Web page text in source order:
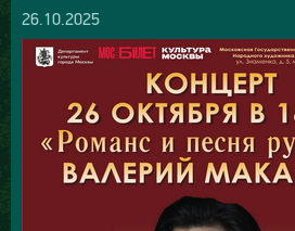
26.10.2025